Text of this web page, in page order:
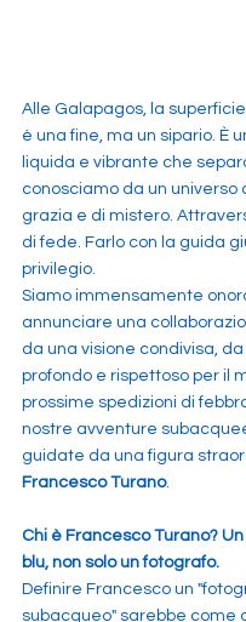
Alle Galapagos, la
è una fine, ma un sipario. È
liquida e vibrante che
conosciamo da un universo
grazia e di mistero.
di fede. Farlo con la guida
privilegio.
Siamo immensamente
annunciare una
da una visione condivisa,
profondo e rispettoso per il
prossime spedizioni di
nostre avventure
guidate da una figura
Francesco Turano.
Chi è Francesco Turano?
blu, non solo un fotografo.
Definire Francesco un
subacqueo" sarebbe come